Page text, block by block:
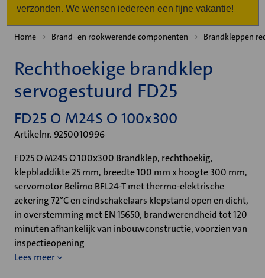
verzonden. We wensen iedereen een fijne vakantie!
Home Brand- en rookwerende componenten Brandkleppen
Rechthoekige brandklep
servogestuurd FD25
FD25 O M24S O 100x300
Artikelnr. 9250010996
FD25 O M24S O 100x300 Brandklep, rechthoekig,
klepbladdikte 25 mm, breedte 100 mm x hoogte 300 mm,
servomotor Belimo BFL24-T met thermo-elektrische
zekering 72°C en eindschakelaars klepstand open en dicht,
in overstemming met EN 15650, brandwerendheid tot 120
minuten afhankelijk van inbouwconstructie, voorzien van
inspectieopening
Lees meer